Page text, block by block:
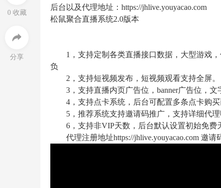
0 收藏
分享
后台以及代理地址：https://jhlive.youyacao.com
松鼠聚合直播系统2.0版本
1，支持定制各类直播接口数据，大型游戏，
负
2，支持短视频发布，短视频观看支持全屏。
3，支持直播内页广告位，banner广告位，文
4，支持点卡系统，后台可配置多条点卡购买
5，推荐系统支持邀请码推广，支持详细代理
6，支持非VIP天数，后台默认设置初始免费
代理注册地址https://jhlive.youyacao.com 邀